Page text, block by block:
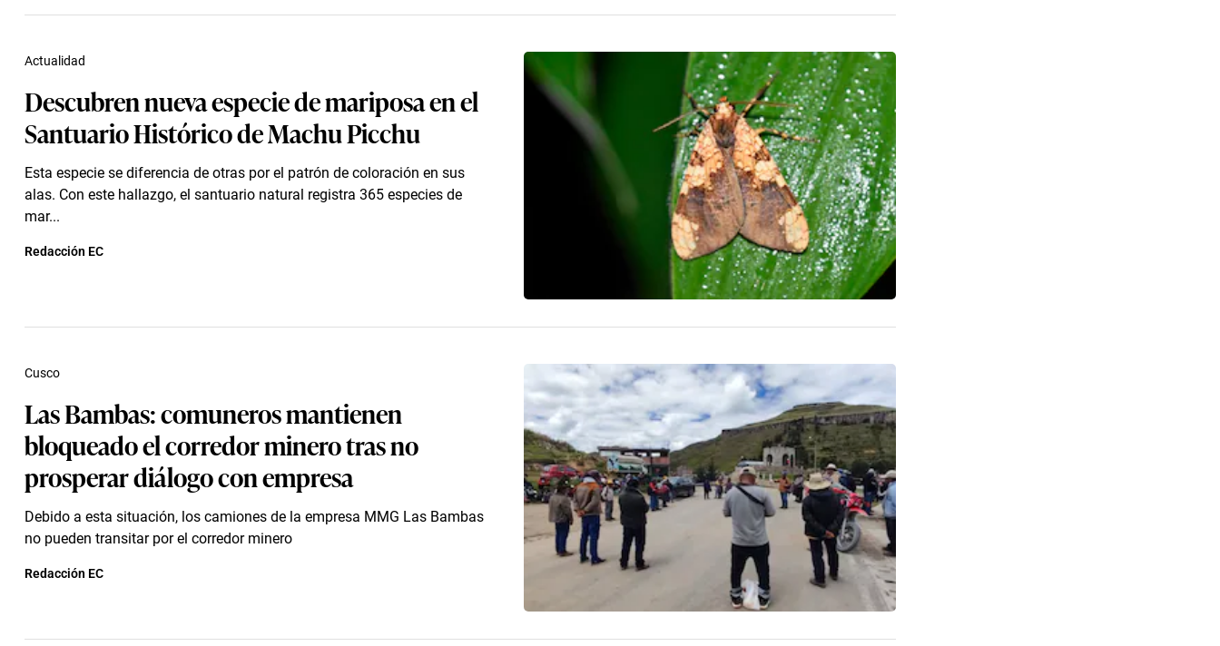
Descubren nueva especie de mariposa en el
Santuario Histórico de Machu Picchu
Esta especie se diferencia de otras por el patrón de coloración en sus
alas. Con este hallazgo, el santuario natural registra 365 especies de
mar...
Actualidad
Redacción EC
Las Bambas: comuneros mantienen
bloqueado el corredor minero tras no
prosperar diálogo con empresa
Debido a esta situación, los camiones de la empresa MMG Las Bambas
no pueden transitar por el corredor minero
Cusco
Redacción EC